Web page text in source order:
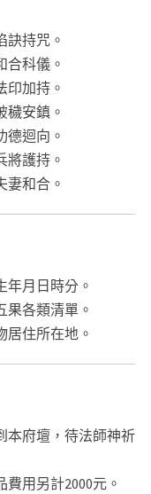
訣持咒。
合科儀。
印加持。
穢安鎮。
德迴向。
將護持。
妻和合。
年月日時分。
果各類清單。
居住所在地。
本府壇，待法師神祈
用另計2000元。